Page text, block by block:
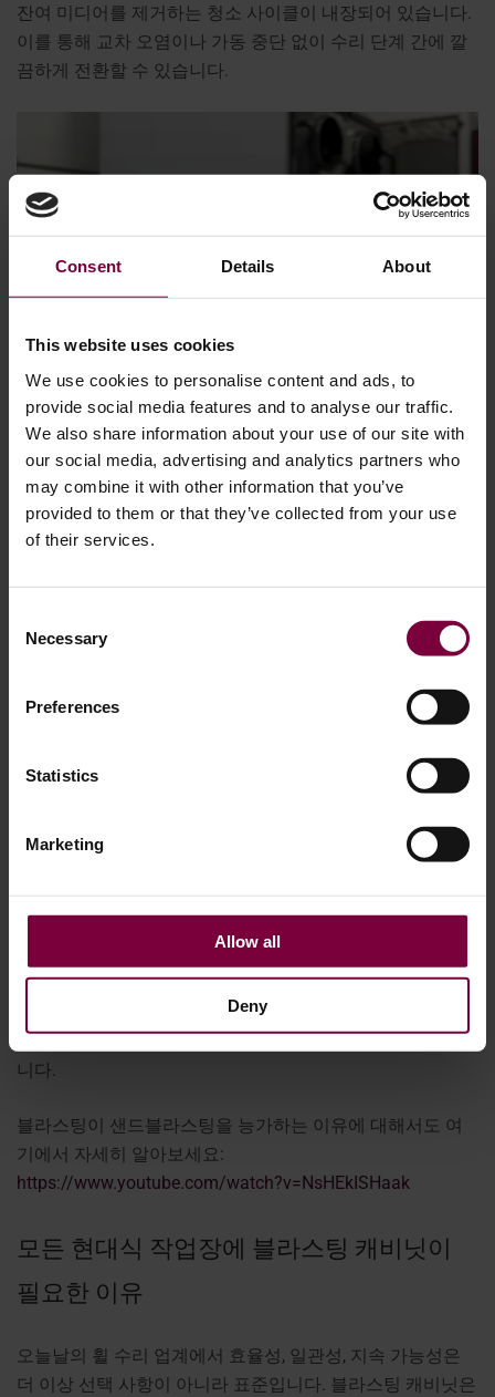
Consent Details About
This website uses cookies
We use cookies to personalise content and ads, to
provide social media features and to analyse our traffic.
We also share information about your use of our site with
our social media, advertising and analytics partners who
may combine it with other information that you’ve
provided to them or that they’ve collected from your use
of their services.
Selection
Necessary
Preferences
Statistics
Marketing
Allow all
Deny
잔여 미디어를 제거하는 청소 사이클이 내장되어 있습니다.
이를 통해 교차 오염이나 가동 중단 없이 수리 단계 간에 깔
끔하게 전환할 수 있습니다.
샌드 블라스팅을 사용하지 않으시겠습니
까?
동안
전통적인 샌드 블라스팅은 중공업에서 일반적이며 일
다음과 같습니다:
일회용 미디어:
모래는 재활용할 수 없어 낭비와 비용이 증
마모성:모래는 섬세한 마감재를 손상시킬 수 있습니다.
모래는 더 많은 혼란과 규제 부담을 야기합니
적이며 최대 20회까지 재사용이 가능한 정밀하게 설계된 미
리 WM710과 WM750은 알로이 휠 수리를 위해 특별히 설계
되었습니다. 기존의 모래는 한 번 사용 후 분해될 뿐만 아니
니다.
블라스팅이 샌드블라스팅을 능가하는 이유에 대해서도 여
기에서 자세히 알아보세요:
https://www.youtube.com/watch?v=NsHEkISHaak
모든 현대식 작업장에 블라스팅 캐비닛이
필요한 이유
오늘날의 휠 수리 업계에서 효율성, 일관성, 지속 가능성은
더 이상 선택 사항이 아니라 표준입니다. 블라스팅 캐비닛은